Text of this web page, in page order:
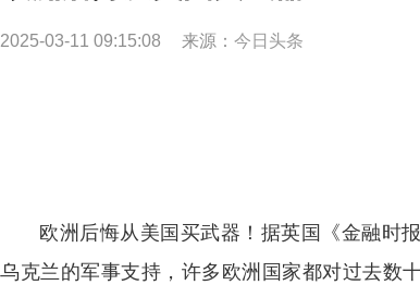
2025-03-11 09:15:08 来源： 今日头条
欧洲后悔从美国买武器！据英国《金融时
乌克兰的军事支持，许多欧洲国家都对过去数